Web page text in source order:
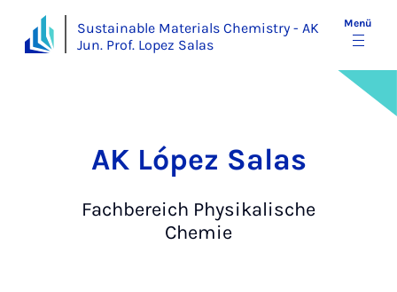
Sustainable Materials Chemistry - AK
Jun. Prof. Lopez Salas
Menü
AK López Salas
Fachbereich Physikalische
Chemie